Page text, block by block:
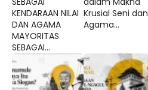
KENDARAAN NILAI
DAN AGAMA
MAYORITAS
SEBAGAI...
Krusial Seni dan
Agama...